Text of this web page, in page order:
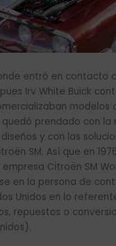
entró en contacto
Irv White Buick
modelos
prendado con la
y con las
SM. Así que en
Citroën SM
en la persona de
Unidos en lo
repuestos o